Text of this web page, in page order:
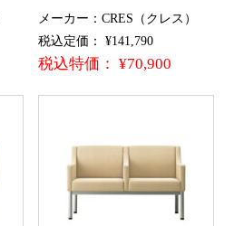
メーカー：CRES（クレス）
税込定価： ¥141,790
税込特価： ¥70,900